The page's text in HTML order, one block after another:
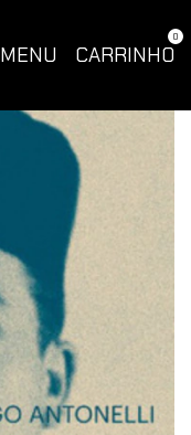
MENU CARRINHO
0